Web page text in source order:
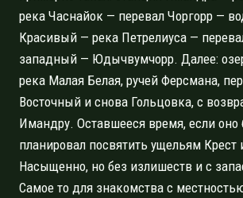
река Часнайок — перевал Чоргорр —
Красивый — река Петрелиуса —
западный — Юдычвумчорр. Далее:
река Малая Белая, ручей Ферсмана,
Восточный и снова Гольцовка, с
Имандру. Оставшееся время, если оно
планировал посвятить ущельям Крест
Насыщенно, но без излишеств и с
Самое то для знакомства с